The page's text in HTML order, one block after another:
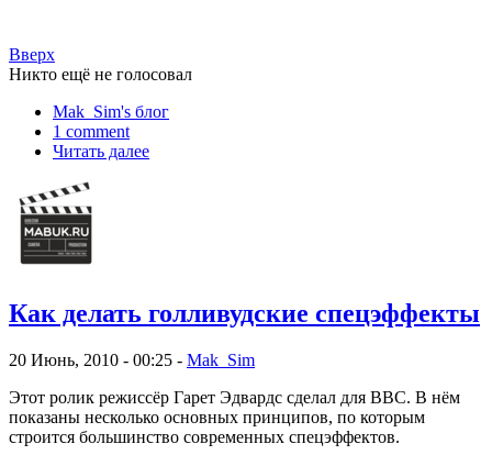
Вверх
Никто ещё не голосовал
Mak_Sim's блог
1 comment
Читать далее
Как делать голливудские спецэффекты
20 Июнь, 2010 - 00:25 - Mak_Sim
Этот ролик режиссёр Гарет Эдвардс сделал для BBC. В нём
показаны несколько основных принципов, по которым
строится большинство современных спецэффектов.